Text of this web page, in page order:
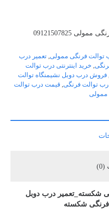
09121507825
توالت فرنگی ممولی,تعمیر درب
, خرید اینترنتی درب توالت
فروش درب دوبل نشیمنگاه توالت
توالت فرنگی, قیمت درب توالت
ممولی
شکسته_تعمیر درب دوبل
فرنگی شکسته